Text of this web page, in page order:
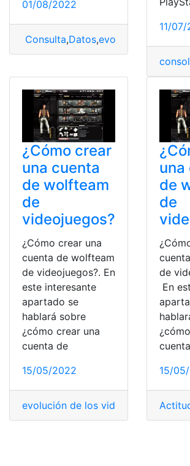
01/08/2022
Consulta,Datos,evolución de los
11/
¿Cómo crear
una cuenta
de wolfteam
de
videojuegos?
¿Cómo crear una
cuenta de wolfteam
de videojuegos?. En
este interesante
apartado se
hablará sobre
¿cómo crear una
cuenta de
15/05/2022
evolución de los videojuegos
una
de
de
de
En
15/